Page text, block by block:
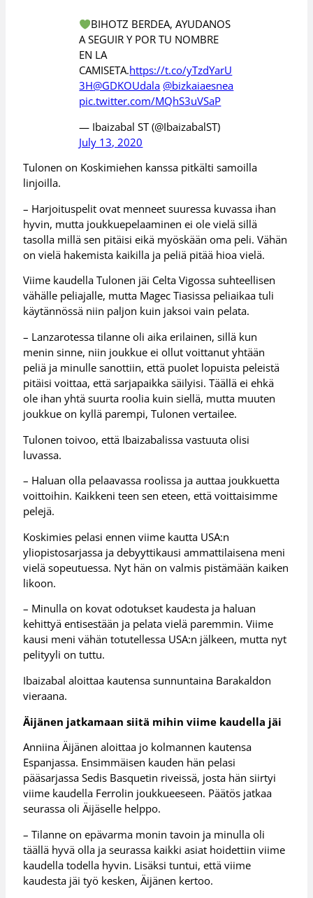
BIHOTZ BERDEA, AYUDANOS
A SEGUIR Y POR TU NOMBRE
EN LA
CAMISETA.https://t.co/yTzdYarU
3H@GDKOUdala @bizkaiaesnea
pic.twitter.com/MQhS3uVSaP
— Ibaizabal ST (@IbaizabalST)
July 13, 2020
Tulonen on Koskimiehen kanssa pitkälti samoilla
linjoilla.
– Harjoituspelit ovat menneet suuressa kuvassa ihan
hyvin, mutta joukkuepelaaminen ei ole vielä sillä
tasolla millä sen pitäisi eikä myöskään oma peli. Vähän
on vielä hakemista kaikilla ja peliä pitää hioa vielä.
Viime kaudella Tulonen jäi Celta Vigossa suhteellisen
vähälle peliajalle, mutta Magec Tiasissa peliaikaa tuli
käytännössä niin paljon kuin jaksoi vain pelata.
– Lanzarotessa tilanne oli aika erilainen, sillä kun
menin sinne, niin joukkue ei ollut voittanut yhtään
peliä ja minulle sanottiin, että puolet lopuista peleistä
pitäisi voittaa, että sarjapaikka säilyisi. Täällä ei ehkä
ole ihan yhtä suurta roolia kuin siellä, mutta muuten
joukkue on kyllä parempi, Tulonen vertailee.
Tulonen toivoo, että Ibaizabalissa vastuuta olisi
luvassa.
– Haluan olla pelaavassa roolissa ja auttaa joukkuetta
voittoihin. Kaikkeni teen sen eteen, että voittaisimme
pelejä.
Koskimies pelasi ennen viime kautta USA:n
yliopistosarjassa ja debyyttikausi ammattilaisena meni
vielä sopeutuessa. Nyt hän on valmis pistämään kaiken
likoon.
– Minulla on kovat odotukset kaudesta ja haluan
kehittyä entisestään ja pelata vielä paremmin. Viime
kausi meni vähän totutellessa USA:n jälkeen, mutta nyt
pelityyli on tuttu.
Ibaizabal aloittaa kautensa sunnuntaina Barakaldon
vieraana.
Äijänen jatkamaan siitä mihin viime kaudella jäi
Anniina Äijänen aloittaa jo kolmannen kautensa
Espanjassa. Ensimmäisen kauden hän pelasi
pääsarjassa Sedis Basquetin riveissä, josta hän siirtyi
viime kaudella Ferrolin joukkueeseen. Päätös jatkaa
seurassa oli Äijäselle helppo.
– Tilanne on epävarma monin tavoin ja minulla oli
täällä hyvä olla ja seurassa kaikki asiat hoidettiin viime
kaudella todella hyvin. Lisäksi tuntui, että viime
kaudesta jäi työ kesken, Äijänen kertoo.